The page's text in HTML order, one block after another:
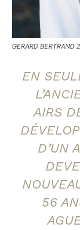
GERARD
EN
AIRS
D’UN
56